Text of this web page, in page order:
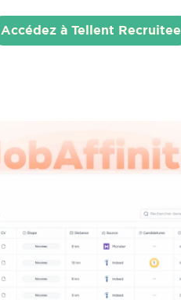
Accédez à Tellent Recruitee